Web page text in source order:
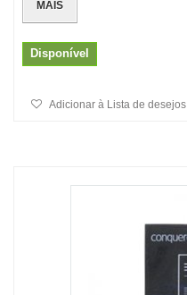
MAIS
Disponível
Adicionar à Lista de desejos